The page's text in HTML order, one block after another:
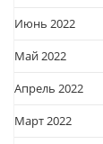
Июнь 2022
Май 2022
Апрель 2022
Март 2022